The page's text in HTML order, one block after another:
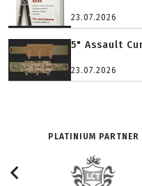
23.07.2026
5" Assault
23.07.2026
PLATINIUM PARTNER